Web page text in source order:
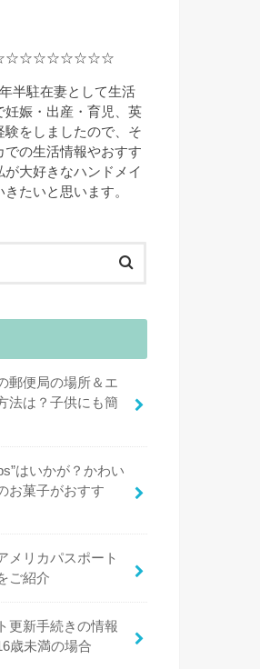
半駐在妻として生活
妊娠・出産・育児、英
をしましたので、そ
の生活情報やおすす
大好きなハンドメイ
たいと思います。
郵便局の場所＆エ
法は？子供にも簡
はいかが？かわい
お菓子がおすす
メリカパスポート
ご紹介
更新手続きの情報
歳未満の場合